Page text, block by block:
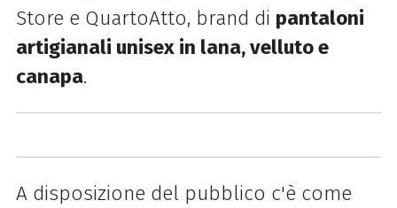
Store e QuartoAtto, brand di pantaloni
artigianali unisex in lana, velluto e
canapa.
A disposizione del pubblico c'è come